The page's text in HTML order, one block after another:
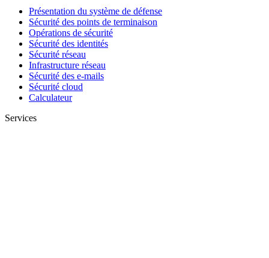
Présentation du système de défense
Sécurité des points de terminaison
Opérations de sécurité
Sécurité des identités
Sécurité réseau
Infrastructure réseau
Sécurité des e-mails
Sécurité cloud
Calculateur
Services